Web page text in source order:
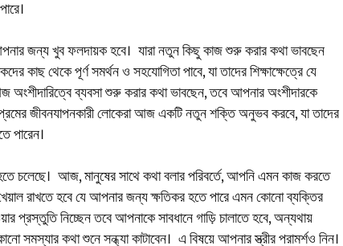
জন্য খুব ফলদায়ক হবে। যারা নতুন কিছু কাজ শুরু করার কথা ভাবছেন
কাছ থেকে পূর্ণ সমর্থন ও সহযোগিতা পাবে, যা তাদের শিক্ষাক্ষেত্রে যে
ব্যবসা শুরু করার কথা ভাবছেন, তবে আপনার অংশীদারকে
জীবনযাপনকারী লোকেরা আজ একটি নতুন শক্তি অনুভব করবে, যা তাদের
পারেন।
চলেছে। আজ, মানুষের সাথে কথা বলার পরিবর্তে, আপনি এমন কাজ করতে
রাখতে হবে যে আপনার জন্য ক্ষতিকর হতে পারে এমন কোনো ব্যক্তির
নিচ্ছেন তবে আপনাকে সাবধানে গাড়ি চালাতে হবে, অন্যথায়
কথা শুনে সন্ধ্যা কাটাবেন। এ বিষয়ে আপনার স্ত্রীর পরামর্শও নিন।